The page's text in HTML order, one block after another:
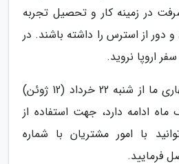
در زمینه کار و تحصیل تجربه
دور از استرس را داشته باشند. در
اروپا نروید.
جشنواره تخفیف های بهاری ما از شنبه 22 خرداد (12 ژوئن)
ادامه دارد، جهت استفاده از
با امور مشتریان با شماره